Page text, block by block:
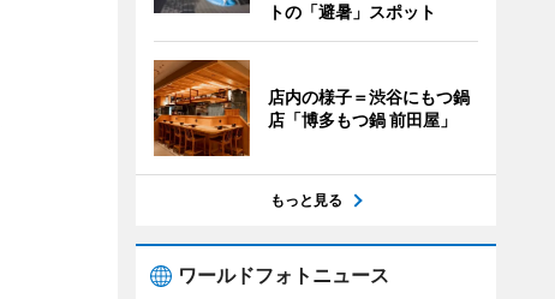
トの「避暑」スポット
店内の様子＝渋谷にもつ鍋
店「博多もつ鍋 前田屋」
もっと見る
ワールドフォトニュース